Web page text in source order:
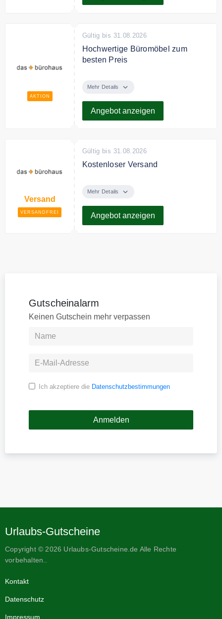
AKTION
Gültig bis 31.08.2026
Hochwertige Büromöbel zum
besten Preis
hochwertige Büromöbel zum
Mehr Details
Angebot anzeigen
Versand
VERSANDFREI
Gültig bis 31.08.2026
Kostenloser Versand
versandkostenfrei innerhalb
Mehr Details
Angebot anzeigen
Gutscheinalarm
Keinen Gutschein mehr verpassen
Ich akzeptiere die Datenschutzbestimmungen
Urlaubs-Gutscheine
Copyright © 2026 Urlaubs-Gutscheine.de Alle Rechte
vorbehalten..
Kontakt
Datenschutz
Impressum